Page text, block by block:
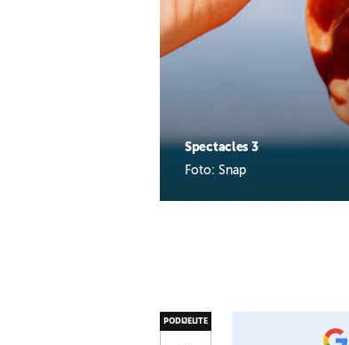
Spectacles 3
Foto: Snap
PODIJELITE